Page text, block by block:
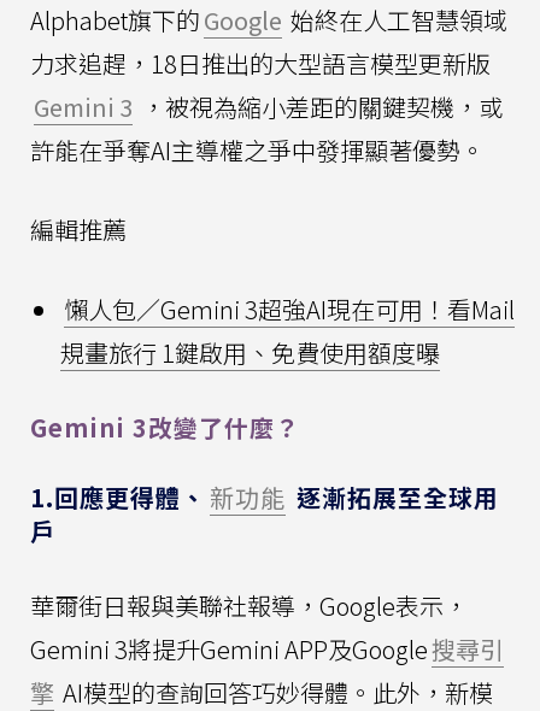
Alphabet旗下的Google 始終在人工智慧領域
力求追趕，18日推出的大型語言模型更新版
Gemini 3 ，被視為縮小差距的關鍵契機，或
許能在爭奪AI主導權之爭中發揮顯著優勢。
編輯推薦
懶人包／Gemini 3超強AI現在可用！看Mail
規畫旅行 1鍵啟用、免費使用額度曝
Gemini 3改變了什麼？
1.回應更得體、 新功能 逐漸拓展至全球用
戶
華爾街日報與美聯社報導，Google表示，
Gemini 3將提升Gemini APP及Google搜尋引
擎 AI模型的查詢回答巧妙得體。此外，新模